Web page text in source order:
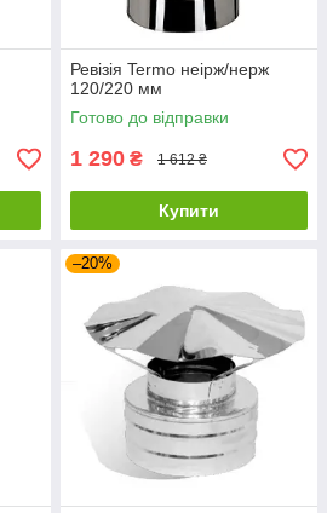
Ревізія Termo неірж/нерж
120/220 мм
Готово до відправки
1 290 ₴ 1 612 ₴
Купити
–20%